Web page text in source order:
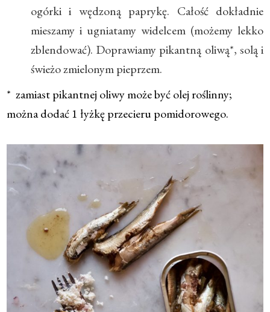
ogórki i wędzoną paprykę. Całość dokładnie
mieszamy i ugniatamy widelcem (możemy lekko
zblendować). Doprawiamy pikantną oliwą*, solą i
świeżo zmielonym pieprzem.
* zamiast pikantnej oliwy może być olej roślinny;
można dodać 1 łyżkę przecieru pomidorowego.